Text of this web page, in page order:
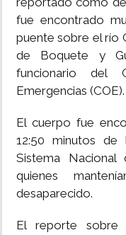
MULTIMEDIA
IMPRESO
fue encontrado
puente sobre el río
de Boquete y
funcionario del
Emergencias (COE).
El cuerpo fue
12:50 minutos
Sistema Nacional
quienes
desaparecido.
El reporte sobre